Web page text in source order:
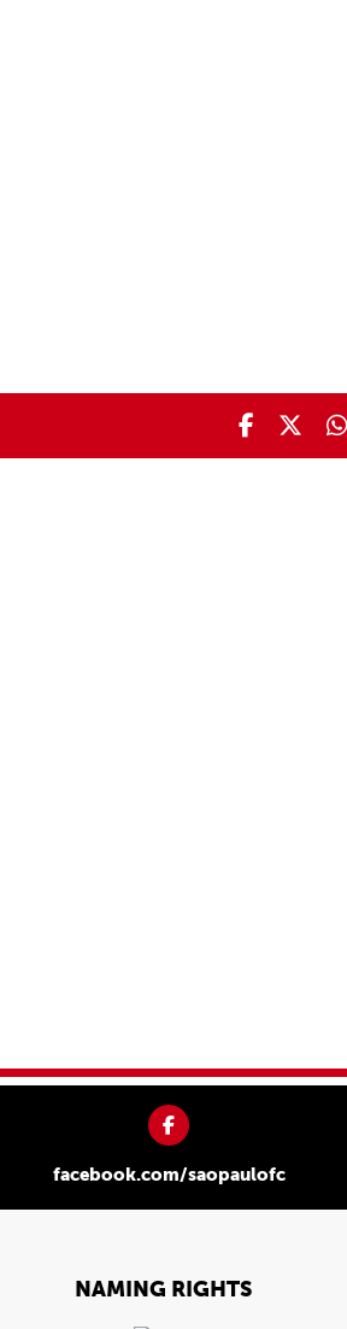
facebook.com/saopaulofc
NAMING RIGHTS